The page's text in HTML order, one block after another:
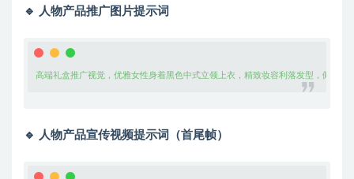
🔹 人物产品推广图片提示词
高端礼盒推广视觉，优雅女性身着黑色中式立领上衣，精致妆容利落发型，佩戴
🔹 人物产品宣传视频提示词（首尾帧）